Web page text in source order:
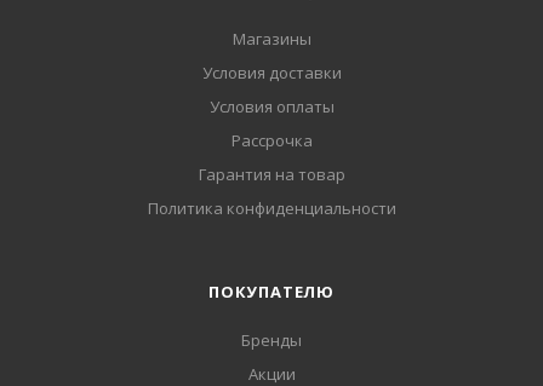
Магазины
Условия доставки
Условия оплаты
Рассрочка
Гарантия на товар
Политика конфиденциальности
ПОКУПАТЕЛЮ
Бренды
Акции